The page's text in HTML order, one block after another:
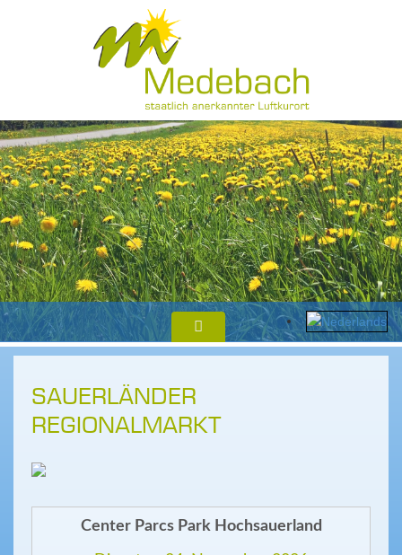
SAUERLÄNDER
REGIONALMARKT
Center Parcs Park Hochsauerland